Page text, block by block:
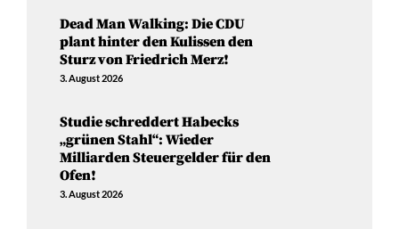
Dead Man Walking: Die CDU
plant hinter den Kulissen den
Sturz von Friedrich Merz!
3. August 2026
Studie schreddert Habecks
„grünen Stahl“: Wieder
Milliarden Steuergelder für den
Ofen!
3. August 2026